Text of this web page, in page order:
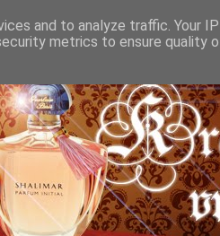
and to analyze traffic. Your
metrics to ensure quality